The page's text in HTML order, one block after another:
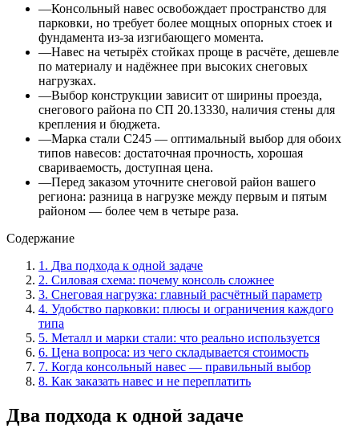
—Консольный навес освобождает пространство для
парковки, но требует более мощных опорных стоек и
фундамента из-за изгибающего момента.
—Навес на четырёх стойках проще в расчёте, дешевле
по материалу и надёжнее при высоких снеговых
нагрузках.
—Выбор конструкции зависит от ширины проезда,
снегового района по СП 20.13330, наличия стены для
крепления и бюджета.
—Марка стали С245 — оптимальный выбор для обоих
типов навесов: достаточная прочность, хорошая
свариваемость, доступная цена.
—Перед заказом уточните снеговой район вашего
региона: разница в нагрузке между первым и пятым
районом — более чем в четыре раза.
Содержание
1 . Два подхода к одной задаче
2. Силовая схема: почему консоль сложнее
3. Снеговая нагрузка: главный расчётный параметр
4. Удобство парковки: плюсы и ограничения каждого
типа
5. Металл и марки стали: что реально используется
6. Цена вопроса: из чего складывается стоимость
7. Когда консольный навес — правильный выбор
8. Как заказать навес и не переплатить
Два подхода к одной задаче